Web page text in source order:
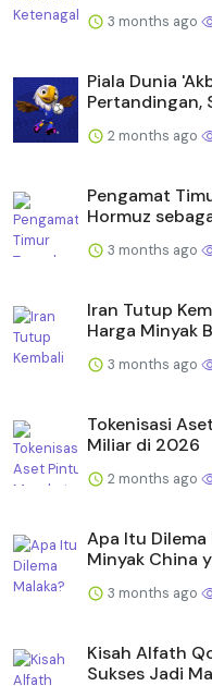
3 months ago
Piala Dunia
Pertandingan,
2 months ago
Pengamat
Hormuz
3 months ago
Iran Tutup
Harga Minyak
3 months ago
Tokenisasi
Miliar di 2026
2 months ago
Apa Itu Dilema
Minyak China
3 months ago
Kisah Alfath
Sukses Jadi